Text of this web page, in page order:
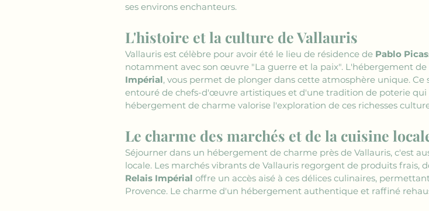
ses environs enchanteurs.
L'histoire et la culture de Vallauris
Vallauris est célèbre pour avoir été le lieu de résidence de Pablo
notamment avec son œuvre "La guerre et la paix". L'hébergement
Impérial, vous permet de plonger dans cette atmosphère unique.
entouré de chefs-d'œuvre artistiques et d'une tradition de poterie qui
hébergement de charme valorise l'exploration de ces richesses
Le charme des marchés et de la cuisine
Séjourner dans un hébergement de charme près de Vallauris, c'est
locale. Les marchés vibrants de Vallauris regorgent de produits frais,
Relais Impérial offre un accès aisé à ces délices culinaires,
Provence. Le charme d'un hébergement authentique et raffiné